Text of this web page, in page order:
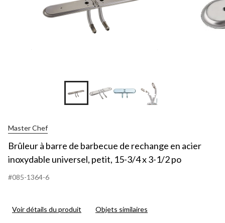
+4
Master Chef
Brûleur à barre de barbecue de rechange en acier
inoxydable universel, petit, 15-3/4 x 3-1/2 po
#085-1364-6
Voir détails du produit Objets similaires